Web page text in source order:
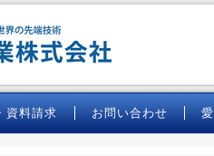
資料請求 お問い合わせ